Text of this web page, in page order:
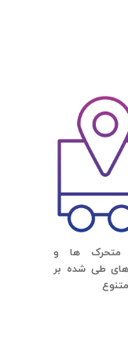
متحرک ها و
طی شده بر